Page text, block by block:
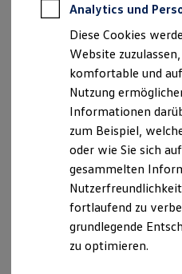
Für
Für
Profi Paket
TopDeal
Gebrauchtwagen
ProfiPartner
Zertifizierte
Finanzierung
Für
Für
Leasing
Für
Für
Versicherungen &
Garantien
Kfz-
Wartungsverträge
Verantwortlich für die Inhalte auf
Dähne GmbH (Impressum &
Münstersche Straße
info-brb@a-t-d.de
Montag-Freitag
Samstag
Analytics und
Diese Cookies
Website
komfortable und
Nutzung
Informationen
zum Beispiel,
oder wie Sie sich
gesammelten
fortlaufend zu
grundlegende
zu optimieren.